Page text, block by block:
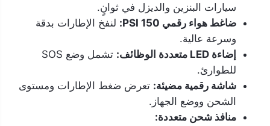
سيارات البنزين والديزل في ثوانٍ.
ضاغط هواء رقمي 150 PSI:
لنفخ الإطارات بدقة
وسرعة عالية.
إضاءة LED متعددة الوظائف:
تشمل وضع SOS
للطوارئ.
شاشة رقمية مضيئة: تعرض ضغط الإطارات ومستوى
الشحن ووضع الجهاز.
منافذ شحن متعددة: